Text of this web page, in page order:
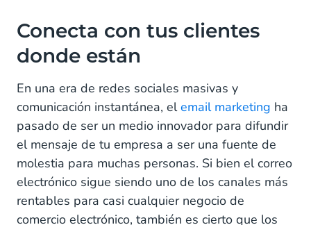
Conecta con tus clientes donde están
Plantillas automatizadas de WhatsApp
Comienza con WhatsApp para recopilar reseñas de
los clientes
Conecta con tus clientes
donde están
En una era de redes sociales masivas y
comunicación instantánea, elemail marketing ha
pasado de ser un medio innovador para difundir
el mensaje de tu empresa a ser una fuente de
molestia para muchas personas. Si bien el correo
electrónico sigue siendo uno de los canales más
rentables para casi cualquier negocio de
comercio electrónico, también es cierto que los